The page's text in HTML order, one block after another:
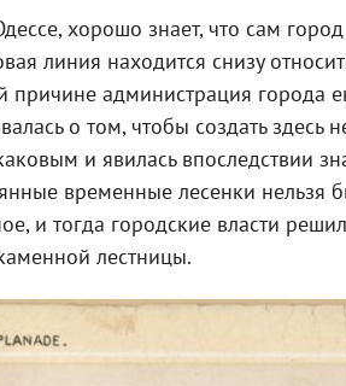
хорошо знает, что сам
линия находится снизу
причине администрация города
о том, чтобы создать здесь
и явилась впоследствии
временные лесенки нельзя
и тогда городские власти
лестницы.